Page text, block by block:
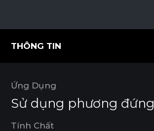
THÔNG TIN
Ứng Dụng
Sử dụng phương đứng
Tính Chất